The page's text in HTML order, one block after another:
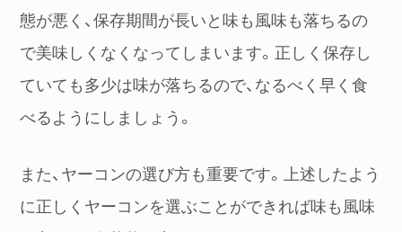
態が悪く、保存期間が長いと味も風味も落ちるの
で美味しくなくなってしまいます。正しく保存し
ていても多少は味が落ちるので、なるべく早く食
べるようにしましょう。
また、ヤーコンの選び方も重要です。上述したよう
に正しくヤーコンを選ぶことができれば味も風味